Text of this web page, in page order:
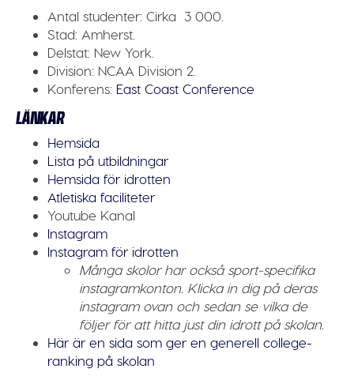
Antal studenter:Cirka 3 000.
Stad: Amherst.
Delstat: New York.
Division: NCAA Division 2.
Konferens: East Coast Conference
LÄNKAR
Hemsida
Lista på utbildningar
Hemsida för idrotten
Atletiska faciliteter
Youtube Kanal
Instagram
Instagram för idrotten
Många skolor har också sport-specifika
instagramkonton. Klicka in dig på deras
instagram ovan och sedan se vilka de
följer för att hitta just din idrott på skolan.
Här är en sida som ger en generell college-
ranking på skolan